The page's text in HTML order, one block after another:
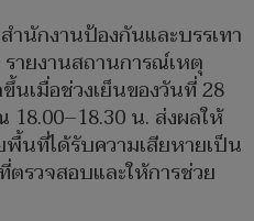
ำนักงานป้องกันและบรรเทา
ายงานสถานการณ์เหตุ
นเมื่อช่วงเย็นของวันที่ 28
18.00–18.30 น. ส่งผลให้
นที่ได้รับความเสียหายเป็น
ตรวจสอบและให้การช่วย